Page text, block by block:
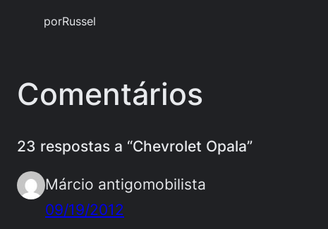
porRussel
Comentários
23 respostas a “Chevrolet Opala”
Márcio antigomobilista
09/19/2012